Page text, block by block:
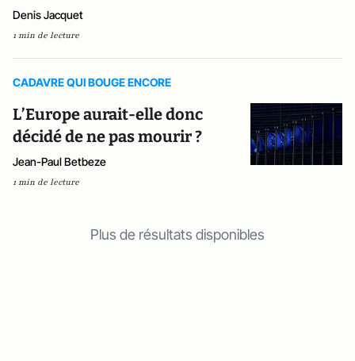
Denis Jacquet
1 min de lecture
CADAVRE QUI BOUGE ENCORE
L’Europe aurait-elle donc
décidé de ne pas mourir ?
Jean-Paul Betbeze
1 min de lecture
Plus de résultats disponibles